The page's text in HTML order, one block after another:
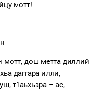
мотт!
мотт, дош метта диллий
даггара илли,
т1аьхьара – ас,